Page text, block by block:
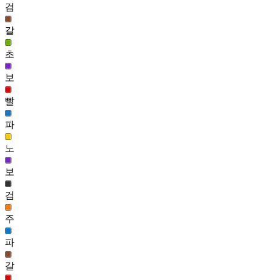
안개 윤슬 헤어(여)
262
300
영웅 팬텀 헤어(남)
259
301
도끼 머리(남)
258
302
흑발 하리화 헤어(여)
257
303
수려 헤어(여)
256
304
금비 헤어(남)
255
304
검
갈
초
보
빨
파
노
보
검
주
파
갈